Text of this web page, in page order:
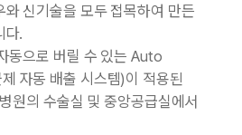
신기술을 모두 접목하여 만든
다.
동으로 버릴 수 있는 Auto
자동 배출 시스템)이 적용된
원의 수술실 및 중앙공급실에서